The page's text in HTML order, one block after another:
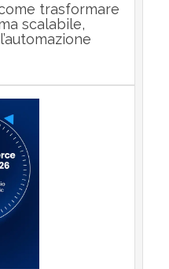
trasformare
scalabile,